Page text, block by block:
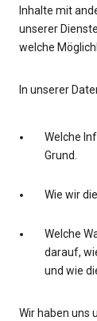
Inhalte mit
unserer
welche
In unserer
Welche
Grund.
Wie wir
Welche
darauf,
und wie
Wir haben uns